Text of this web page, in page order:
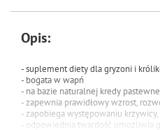
Opis:
- suplement diety dla gryzoni i
- bogata w wapń
- na bazie naturalnej kredy
- zapewnia prawidłowy wzrost,
- zapobiega występowaniu krzywicy,
- odpowiednia twardość umożliwia